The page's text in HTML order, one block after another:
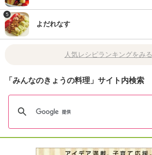
5
よだれなす
人気レシピランキングをみる
「みんなのきょうの料理」サイト内検索